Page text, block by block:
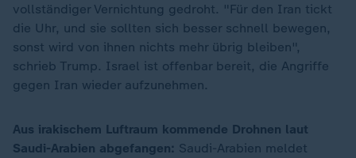
vollständiger Vernichtung gedroht. "Für den Iran tickt
die Uhr, und sie sollten sich besser schnell bewegen,
sonst wird von ihnen nichts mehr übrig bleiben",
schrieb Trump. Israel ist offenbar bereit, die Angriffe
gegen Iran wieder aufzunehmen.
Aus irakischem Luftraum kommende Drohnen laut
Saudi-Arabien abgefangen: Saudi-Arabien meldet